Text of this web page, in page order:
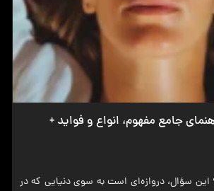
جامع مفهوم، انواع و فواید +
این سؤال، دروازه‌ای است به سوی دنیایی که در